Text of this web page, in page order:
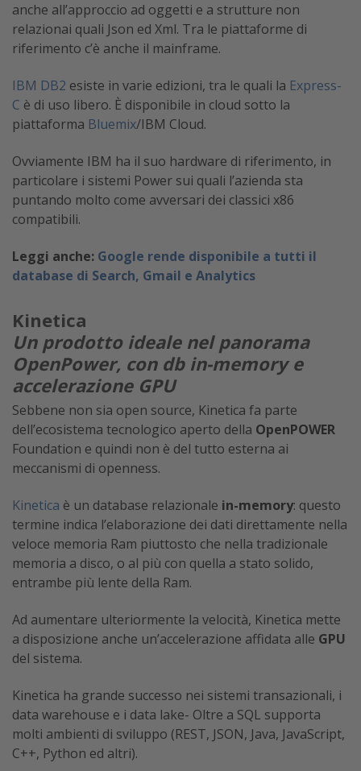
anche all’approccio ad oggetti e a strutture non
relazionai quali Json ed Xml. Tra le piattaforme di
riferimento c’è anche il mainframe.
IBM DB2 esiste in varie edizioni, tra le quali la Express-
C è di uso libero. È disponibile in cloud sotto la
piattaforma Bluemix/IBM Cloud.
Ovviamente IBM ha il suo hardware di riferimento, in
particolare i sistemi Power sui quali l’azienda sta
puntando molto come avversari dei classici x86
compatibili.
Leggi anche: Google rende disponibile a tutti il
database di Search, Gmail e Analytics
Kinetica
Un prodotto ideale nel panorama
OpenPower, con db in-memory e
accelerazione GPU
Sebbene non sia open source, Kinetica fa parte
dell’ecosistema tecnologico aperto della OpenPOWER
Foundation e quindi non è del tutto esterna ai
meccanismi di openness.
Kinetica è un database relazionale in-memory: questo
termine indica l’elaborazione dei dati direttamente nella
veloce memoria Ram piuttosto che nella tradizionale
memoria a disco, o al più con quella a stato solido,
entrambe più lente della Ram.
Ad aumentare ulteriormente la velocità, Kinetica mette
a disposizione anche un’accelerazione affidata alle GPU
del sistema.
Kinetica ha grande successo nei sistemi transazionali, i
data warehouse e i data lake- Oltre a SQL supporta
molti ambienti di sviluppo (REST, JSON, Java, JavaScript,
C++, Python ed altri).